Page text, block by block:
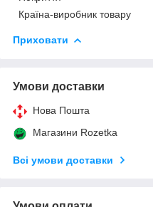
Країна-виробник товару
Приховати
Умови доставки
Нова Пошта
Магазини Rozetka
Всі умови доставки